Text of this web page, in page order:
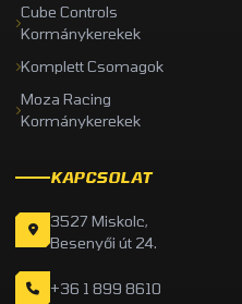
Cube Controls
Kormánykerekek
Komplett Csomagok
Moza Racing
Kormánykerekek
KAPCSOLAT
3527 Miskolc,
Besenyői út 24.
+36 1 899 8610